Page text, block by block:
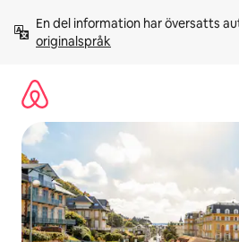
innehåll
En del information har översatts
originalspråk